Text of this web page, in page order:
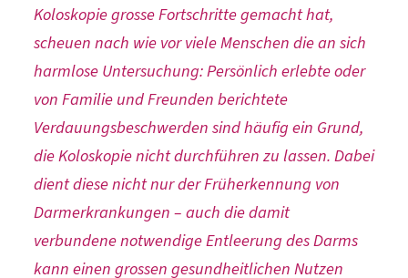
Koloskopie grosse Fortschritte gemacht hat,
scheuen nach wie vor viele Menschen die an sich
harmlose Untersuchung: Persönlich erlebte oder
von Familie und Freunden berichtete
Verdauungsbeschwerden sind häufig ein Grund,
die Koloskopie nicht durchführen zu lassen. Dabei
dient diese nicht nur der Früherkennung von
Darmerkrankungen – auch die damit
verbundene notwendige Entleerung des Darms
kann einen grossen gesundheitlichen Nutzen